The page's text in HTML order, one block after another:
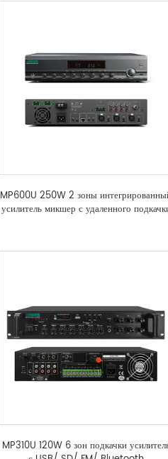
MP600U 250W 2 зоны
усилитель микшер с удаленного
MP310U 120W 6 зон подкачки